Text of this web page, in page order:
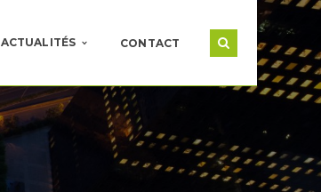
ACTUALITÉS CONTACT